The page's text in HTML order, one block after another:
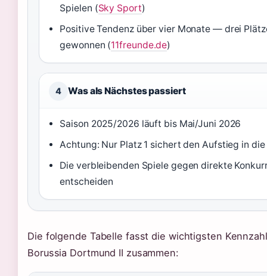
Spielen (Sky Sport)
Positive Tendenz über vier Monate — drei
gewonnen (11freunde.de)
4 Was als Nächstes passiert
Saison 2025/2026 läuft bis Mai/Juni 2026
Achtung: Nur Platz 1 sichert den Aufstieg in
Die verbleibenden Spiele gegen direkte
entscheiden
Die folgende Tabelle fasst die wichtigsten
Borussia Dortmund II zusammen: